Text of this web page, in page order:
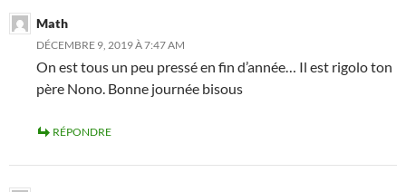
Math
DÉCEMBRE 9, 2019 À 7:47 AM
On est tous un peu pressé en fin d’année… Il est rigolo ton
père Nono. Bonne journée bisous
RÉPONDRE